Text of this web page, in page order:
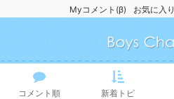
お気に入り
Myコメント(β)
コメント順 新着トピ